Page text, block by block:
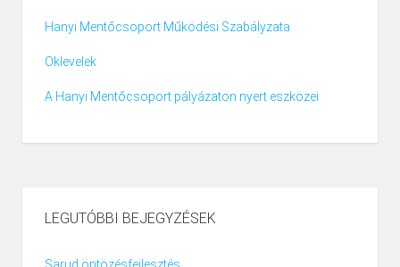
Hanyi Mentőcsoport Működési Szabályzata
Oklevelek
A Hanyi Mentőcsoport pályázaton nyert eszközei
LEGUTÓBBI BEJEGYZÉSEK
Sarud öntözésfejlesztés